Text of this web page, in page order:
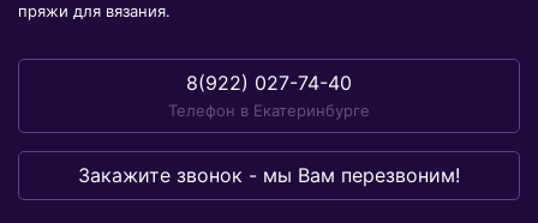
пряжи для вязания.
8(922) 027-74-40
Телефон в Екатеринбурге
Закажите звонок - мы Вам перезвоним!